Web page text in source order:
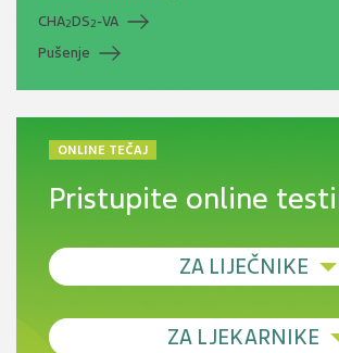
CHA2DS2-VA
Pušenje
ONLINE TEČAJ
Pristupite online
ZA LIJEČNIKE
Debljina - od prevencije do
ZA LJEKARNIKE